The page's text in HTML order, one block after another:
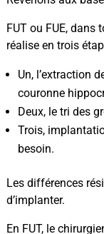
FUT ou FUE, dans
réalise en trois
Un, l’extraction
couronne
Deux, le tri des
Trois,
besoin.
Les différences
d’implanter.
En FUT, le